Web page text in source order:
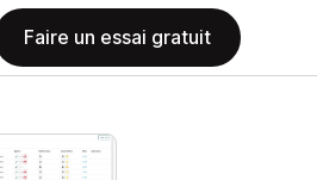
Faire un essai gratuit